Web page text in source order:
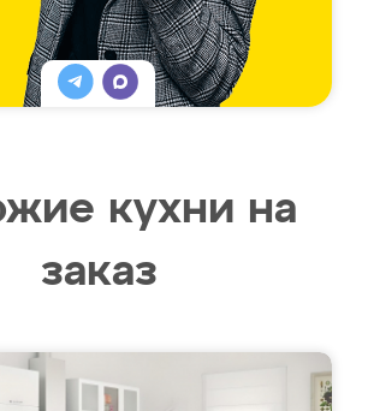
кухни на
заказ